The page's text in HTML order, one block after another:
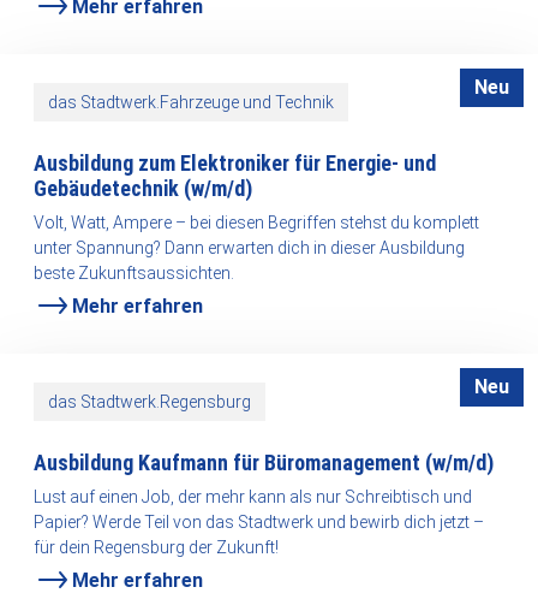
Mehr erfahren
Neu
das Stadtwerk.Fahrzeuge und Technik
Ausbildung zum Elektroniker für Energie- und
Gebäudetechnik (w/m/d)
Volt, Watt, Ampere – bei diesen Begriffen stehst du komplett
unter Spannung? Dann erwarten dich in dieser Ausbildung
beste Zukunftsaussichten.
Mehr erfahren
Neu
das Stadtwerk.Regensburg
Ausbildung Kaufmann für Büromanagement (w/m/d)
Lust auf einen Job, der mehr kann als nur Schreibtisch und
Papier? Werde Teil von das Stadtwerk und bewirb dich jetzt –
für dein Regensburg der Zukunft!
Mehr erfahren